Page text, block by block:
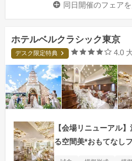
同日開催のフェアを
ホテルベルクラシック東京
デスク限定特典 口コ
4.0
【会場リニューアル
る空間美*おもてなし